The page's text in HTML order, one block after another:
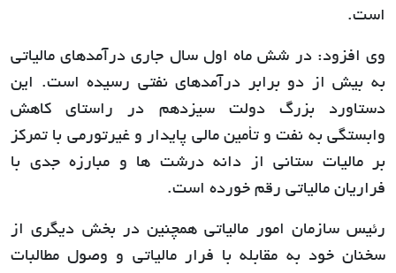
است.
وی افزود: در شش ماه اول سال جاری درآمدهای مالیاتی
به بیش از دو برابر درآمدهای نفتی رسیده است. این
دستاورد بزرگ دولت سیزدهم در راستای کاهش
وابستگی به نفت و تأمین مالی پایدار و غیرتورمی با تمرکز
بر مالیات ستانی از دانه درشت ها و مبارزه جدی با
فراریان مالیاتی رقم خورده است.
رئیس سازمان امور مالیاتی همچنین در بخش دیگری از
سخنان خود به مقابله با فرار مالیاتی و وصول مطالبات